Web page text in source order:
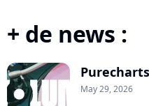
+ de news :
May 29, 2026